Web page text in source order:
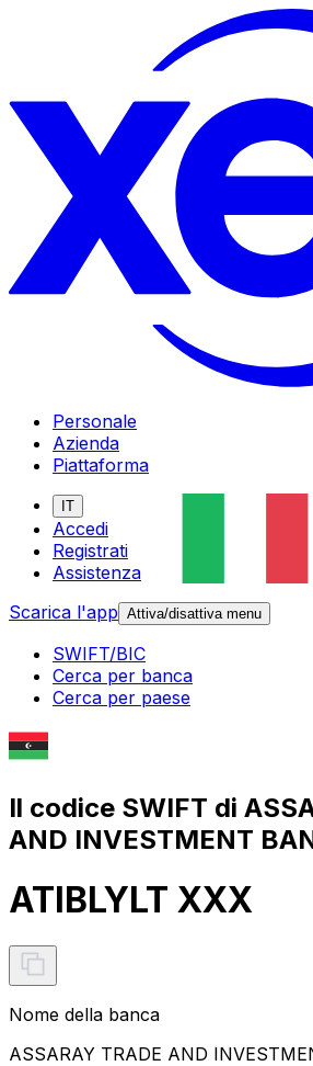
Personale
Azienda
Piattaforma
IT
Accedi
Registrati
Assistenza
Scarica l'app Attiva/disattiva menu
SWIFT/BIC
Cerca per banca
Cerca per paese
Il codice SWIFT di
AND INVESTMENT
ATIBLYLT XXX
Nome della banca
ASSARAY TRADE AND